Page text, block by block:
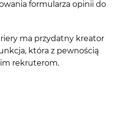
formularza opinii do
ma przydatny kreator
która z pewnością
rekruterom.